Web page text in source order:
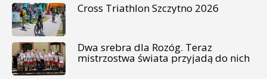
Cross Triathlon Szczytno 2026
Dwa srebra dla Rozóg. Teraz
mistrzostwa świata przyjadą do nich